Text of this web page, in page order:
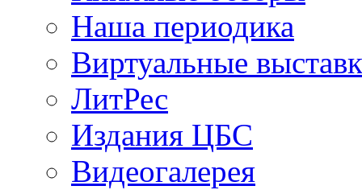
Наша периодика
Виртуальные
ЛитРес
Издания ЦБС
Видеогалерея